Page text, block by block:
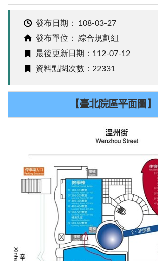
發布日期： 108-03-27
發布單位： 綜合規劃組
最後更新日期：112-07-12
資料點閱次數：22331
【臺北院區平面圖】